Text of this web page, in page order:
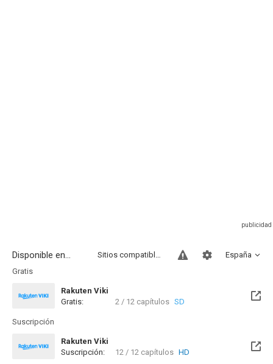
Disponible en... España
Sitios compatibles
Gratis
Rakuten Viki
Gratis:
2 / 12 capítulos SD
Suscripción
Rakuten Viki
Suscripción:
12 / 12 capítulos HD